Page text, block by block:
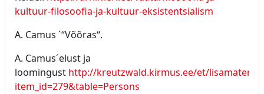
kultuur-filosoofia-ja-kultuur-eksistentsialism
A. Camus `“Võõras“.
A. Camus´elust ja
loomingust http://kreutzwald.kirmus.ee/et/
item_id=279&table=Persons